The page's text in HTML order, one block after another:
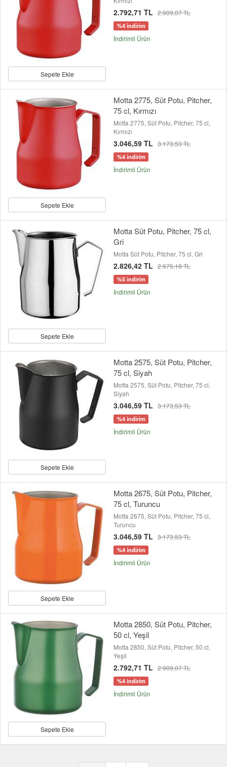
Sepete Ekle
2.792,71 TL 2.909,07 TL
%4 indirim
İndirimli Ürün
Sepete Ekle
Motta 2775, Süt Potu, Pitcher,
75 cl, Kırmızı
Motta 2775, Süt Potu, Pitcher, 75 cl,
Kırmızı
3.046,59 TL 3.173,53 TL
%4 indirim
İndirimli Ürün
Sepete Ekle
Motta Süt Potu, Pitcher, 75 cl,
Gri
Motta Süt Potu, Pitcher, 75 cl, Gri
2.826,42 TL 2.975,18 TL
%5 indirim
İndirimli Ürün
Sepete Ekle
Motta 2575, Süt Potu, Pitcher,
75 cl, Siyah
Motta 2575, Süt Potu, Pitcher, 75 cl,
Siyah
3.046,59 TL 3.173,53 TL
%4 indirim
İndirimli Ürün
Sepete Ekle
Motta 2675, Süt Potu, Pitcher,
75 cl, Turuncu
Motta 2675, Süt Potu, Pitcher, 75 cl,
Turuncu
3.046,59 TL 3.173,53 TL
%4 indirim
İndirimli Ürün
Sepete Ekle
Motta 2850, Süt Potu, Pitcher,
50 cl, Yeşil
Motta 2850, Süt Potu, Pitcher, 50 cl,
Yeşil
2.792,71 TL 2.909,07 TL
%4 indirim
İndirimli Ürün